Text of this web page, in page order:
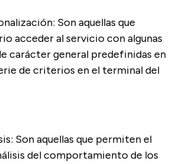
Son aquellas que
acceder al servicio con algunas
carácter general predefinidas en
de criterios en el terminal del
Son aquellas que permiten el
del comportamiento de los